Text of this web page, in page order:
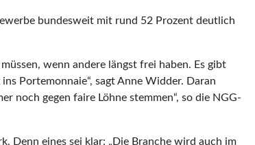
bundesweit mit rund 52 Prozent deutlich
wenn andere längst frei haben. Es gibt
Portemonnaie“, sagt Anne Widder. Daran
noch gegen faire Löhne stemmen“, so die NGG-
Denn eines sei klar: „Die Branche wird auch im